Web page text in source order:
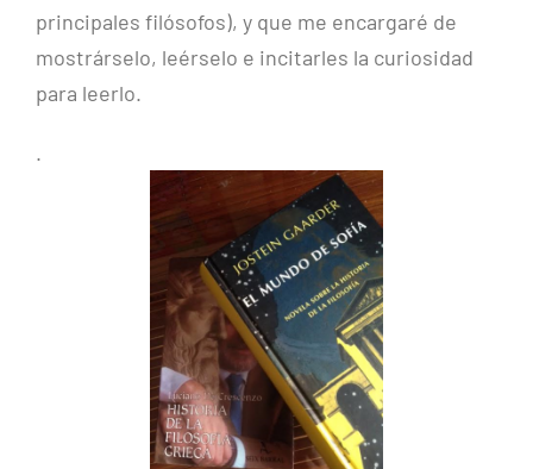
principales filósofos), y que me encargaré de
mostrárselo, leérselo e incitarles la curiosidad
para leerlo.
.